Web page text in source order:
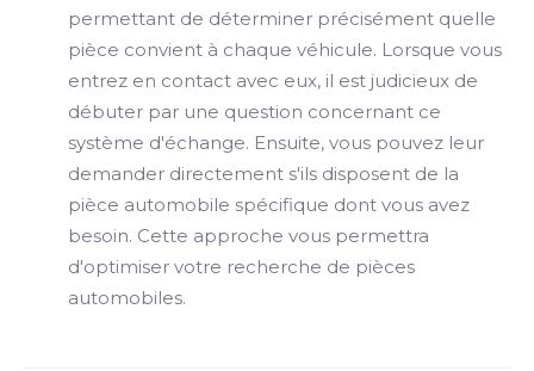
permettant de déterminer précisément quelle
pièce convient à chaque véhicule. Lorsque vous
entrez en contact avec eux, il est judicieux de
débuter par une question concernant ce
système d'échange. Ensuite, vous pouvez leur
demander directement s'ils disposent de la
pièce automobile spécifique dont vous avez
besoin. Cette approche vous permettra
d'optimiser votre recherche de pièces
automobiles.